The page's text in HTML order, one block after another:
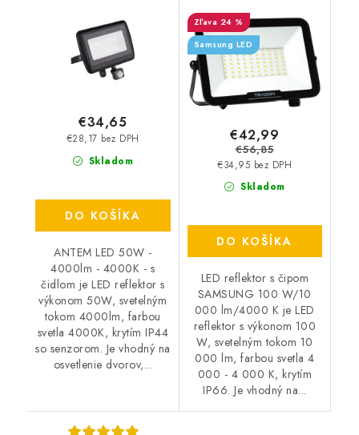
Skladom
€28,17 bez DPH
€34,65
DO KOŠÍKA
ANTEM LED 50W -
4000lm - 4000K - s
čidlom je LED reflektor s
výkonom 50W, svetelným
tokom 4000lm, farbou
svetla 4000K, krytím IP44
so senzorom. Je vhodný na
osvetlenie dvorov,...
100 W/10 000 lm/4000 K
24 %
Samsung LED
Skladom
€34,95 bez DPH
€42,99
€56,85
DO KOŠÍKA
LED reflektor s čipom
SAMSUNG 100 W/10
000 lm/4000 K je LED
reflektor s výkonom 100
W, svetelným tokom 10
000 lm, farbou svetla 4
000 - 4 000 K, krytím
IP66. Je vhodný na...